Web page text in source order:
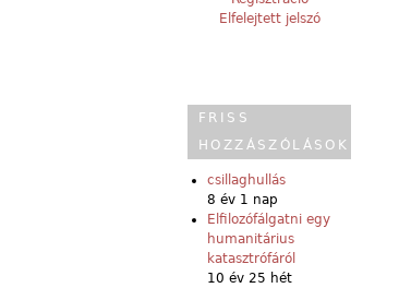
Elfelejtett jelszó
FRISS
HOZZÁSZÓLÁSOK
csillaghullás
8 év 1 nap
Elfilozófálgatni egy
humanitárius
katasztrófáról
10 év 25 hét